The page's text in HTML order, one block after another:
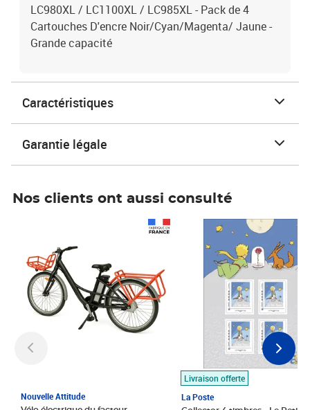
LC980XL / LC1100XL / LC985XL - Pack de 4
Cartouches D'encre Noir/Cyan/Magenta/ Jaune -
Grande capacité
Caractéristiques
Garantie légale
Nos clients ont aussi consulté
Nouvelle Attitude
Livraison offerte
La Poste
Prix 7,50€